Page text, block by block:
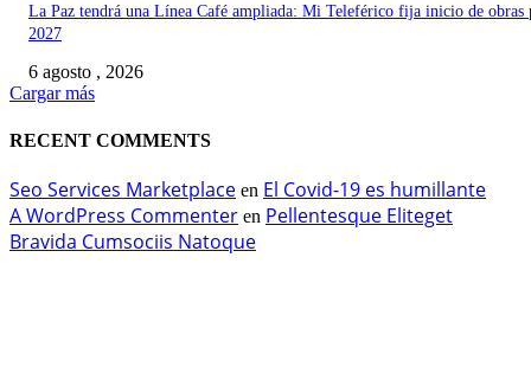
La Paz tendrá una Línea Café ampliada: Mi Teleférico fija inicio de obras
2027
6 agosto , 2026
Cargar más
RECENT COMMENTS
Seo Services Marketplace en El Covid-19 es humillante
A WordPress Commenter en Pellentesque Eliteget
Bravida Cumsociis Natoque